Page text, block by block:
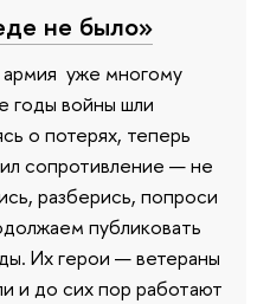
не было»
армия уже многому
годы войны шли
о потерях, теперь
сопротивление — не
разберись, попроси
публиковать
Их герои — ветераны
и до сих пор работают